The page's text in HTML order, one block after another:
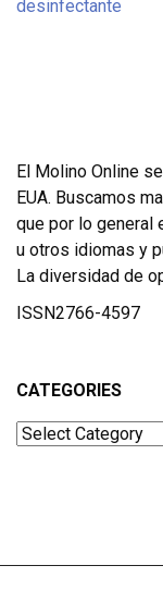
El Molino Online
EUA. Buscamos
que por lo general
u otros idiomas y
La diversidad de
ISSN2766-4597
CATEGORIES
Categories